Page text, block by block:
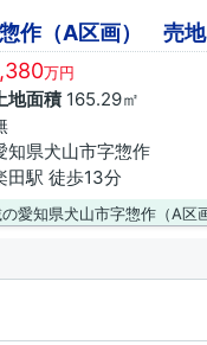
作（A区画） 売地
万円
地面積165.29㎡
知県犬山市字惣作
田駅 徒歩13分